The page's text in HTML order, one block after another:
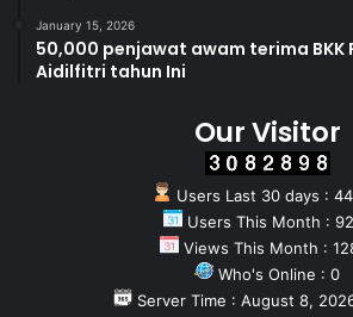
January 15, 2026
50,000 penjawat awam terima BKK
Aidilfitri tahun Ini
Our Visitor
Users Last 30 days :
Users This Month :
Views This Month :
Who's Online : 0
Server Time : August 8,